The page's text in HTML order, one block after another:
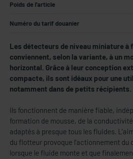
Poids de l'article
Numéro du tarif douanier
Les détecteurs de niveau miniature à
conviennent, selon la variante, à un
horizontal. Grâce à leur conception
compacte, ils sont idéaux pour une
notamment dans de petits récipients.
Ils fonctionnent de manière fiable,
formation de mousse, de la
adaptés à presque tous les fluides.
du flotteur provoque l'actionnement du
lorsque le fluide monte et que